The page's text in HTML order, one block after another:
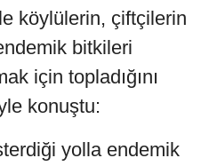
köylülerin, çiftçilerin
bitkileri
için topladığını
konuştu:
yolla endemik